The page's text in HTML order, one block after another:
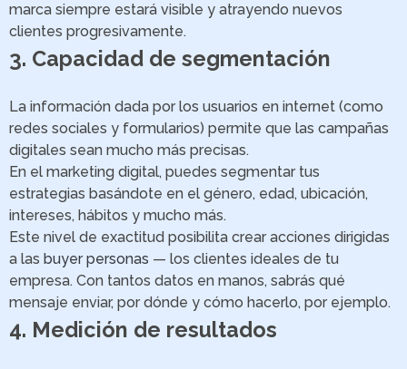
marca siempre estará visible y atrayendo nuevos
clientes progresivamente.
3. Capacidad de segmentación
La información dada por los usuarios en internet (como
redes sociales y formularios) permite que las campañas
digitales sean mucho más precisas.
En el marketing digital, puedes segmentar tus
estrategias basándote en el género, edad, ubicación,
intereses, hábitos y mucho más.
Este nivel de exactitud posibilita crear acciones dirigidas
a las buyer personas — los clientes ideales de tu
empresa. Con tantos datos en manos, sabrás qué
mensaje enviar, por dónde y cómo hacerlo, por ejemplo.
4. Medición de resultados